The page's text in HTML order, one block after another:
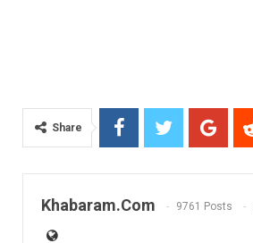
Share
Khabaram.Com 9761 Posts